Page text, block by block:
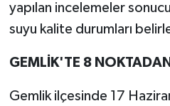
yapılan incelemeler
suyu kalite durumları
GEMLİK'TE 8
Gemlik ilçesinde 17